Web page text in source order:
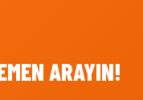
ARAYIN!